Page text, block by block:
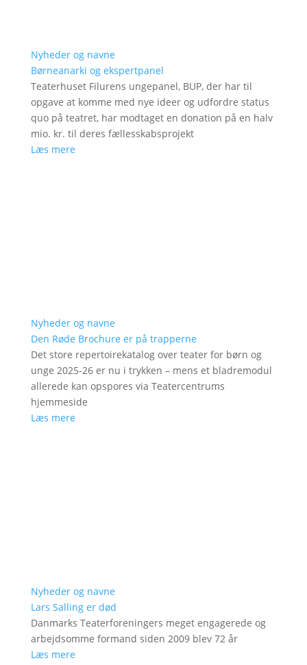
Nyheder og navne
Børneanarki og ekspertpanel
Teaterhuset Filurens ungepanel, BUP, der har til
opgave at komme med nye ideer og udfordre status
quo på teatret, har modtaget en donation på en halv
mio. kr. til deres fællesskabsprojekt
Læs mere
Nyheder og navne
Den Røde Brochure er på trapperne
Det store repertoirekatalog over teater for børn og
unge 2025-26 er nu i trykken – mens et bladremodul
allerede kan opspores via Teatercentrums
hjemmeside
Læs mere
Nyheder og navne
Lars Salling er død
Danmarks Teaterforeningers meget engagerede og
arbejdsomme formand siden 2009 blev 72 år
Læs mere